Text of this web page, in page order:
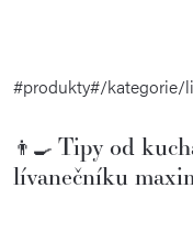
#produkty#/kategorie/
👨‍🍳 Tipy od
lívanečníku